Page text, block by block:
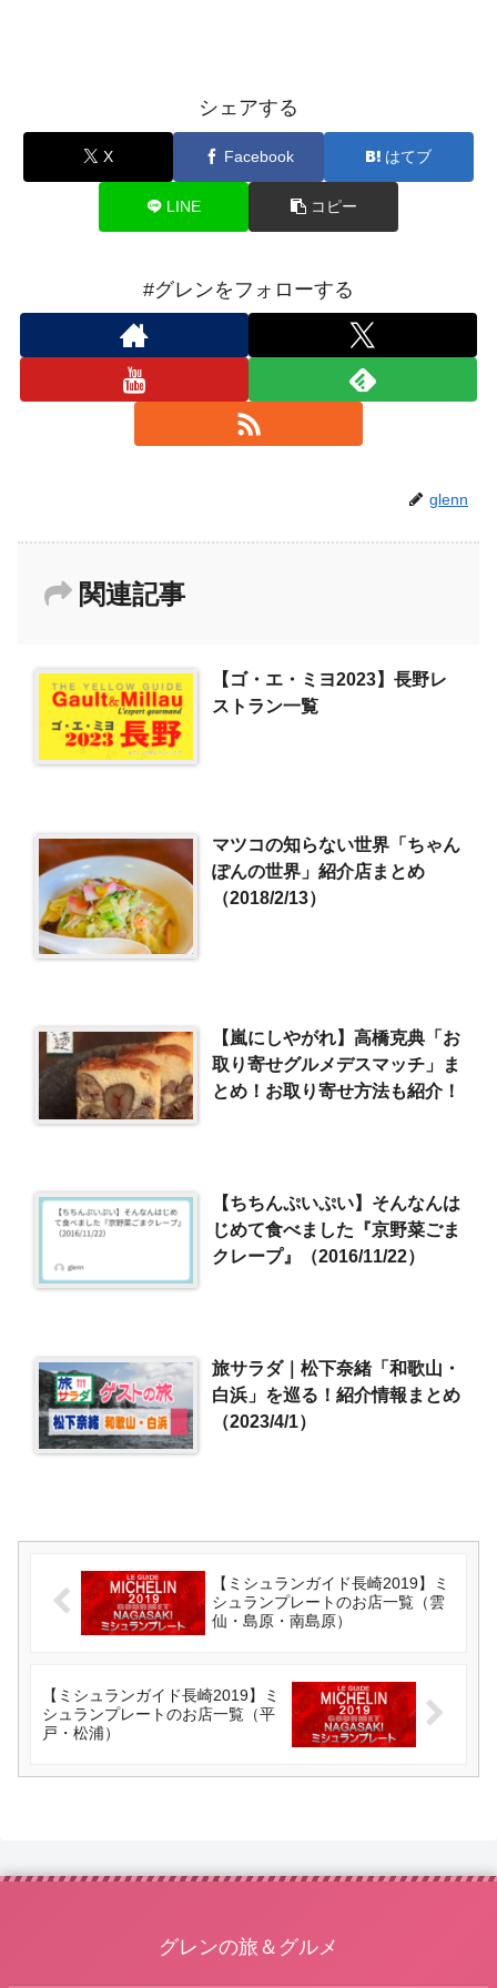
シェアする
X Facebook はてブ
LINE コピー
#グレンをフォローする
glenn
関連記事
【ゴ・エ・ミヨ2023】長野レ
ストラン一覧
マツコの知らない世界「ちゃん
ぽんの世界」紹介店まとめ
（2018/2/13）
【嵐にしやがれ】高橋克典「お
取り寄せグルメデスマッチ」ま
とめ！お取り寄せ方法も紹介！
【ちちんぷいぷい】そんなんは
じめて食べました『京野菜ごま
クレープ』（2016/11/22）
旅サラダ｜松下奈緒「和歌山・
白浜」を巡る！紹介情報まとめ
（2023/4/1）
【ミシュランガイド長崎2019】ミ
シュランプレートのお店一覧（雲
仙・島原・南島原）
【ミシュランガイド長崎2019】ミ
シュランプレートのお店一覧（平
戸・松浦）
グレンの旅＆グルメ